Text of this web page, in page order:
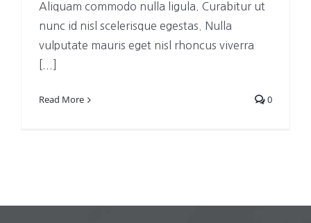
Aliquam commodo nulla ligula. Curabitur ut
nunc id nisl scelerisque egestas. Nulla
vulputate mauris eget nisl rhoncus viverra
Read More 0